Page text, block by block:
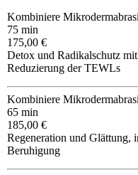
Kombiniere
75 min
175,00 €
Detox und Radikalschutz
Reduzierung der TEWLs
Kombiniere
65 min
185,00 €
Regeneration und Glättung,
Beruhigung